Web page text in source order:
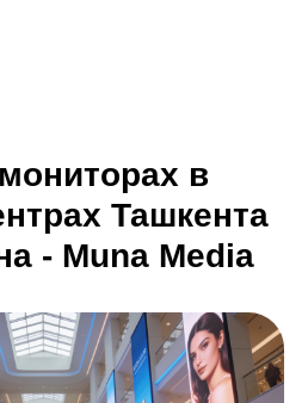
в
Ташкента
- Muna Media